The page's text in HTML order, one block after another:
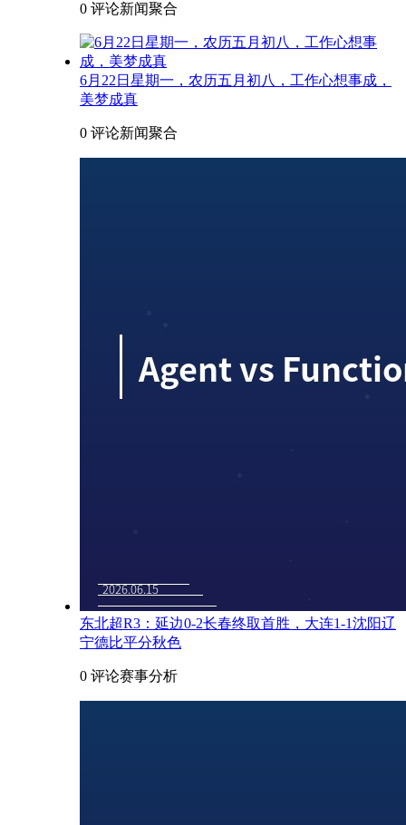
0 评论新闻聚合
6月22日星期一，农历五月初八，工作心想事成，
美梦成真
0 评论新闻聚合
东北超R3：延边0-2长春终取首胜，大连1-1沈阳辽
宁德比平分秋色
0 评论赛事分析